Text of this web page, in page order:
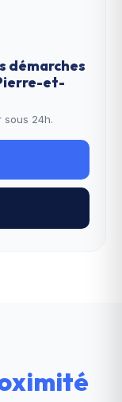
démarches
et-
sous 24h.